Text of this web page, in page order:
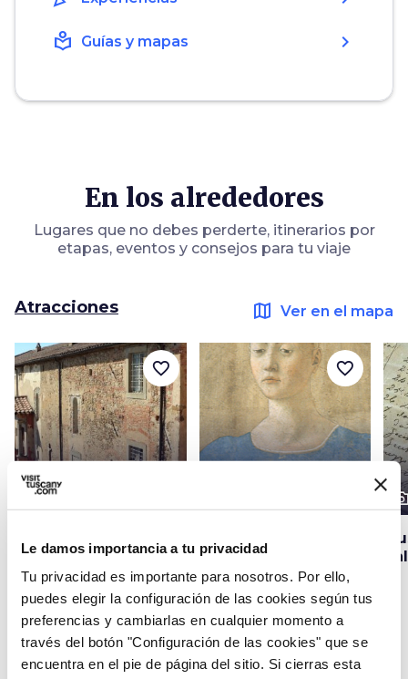
Le damos importancia a tu privacidad
Tu privacidad es importante para nosotros. Por ello,
puedes elegir la configuración de las cookies según tus
preferencias y cambiarlas en cualquier momento a
través del botón "Configuración de las cookies" que se
encuentra en el pie de página del sitio. Si cierras esta
local_library Guías y mapas chevron_right
En los alrededores
Lugares que no debes perderte, itinerarios por
etapas, eventos y consejos para tu viaje
Atracciones map Ver en el mapa
photo_camera Atracciones
Benedetto en
Monterchi
favorite_border
Madonna del Parto
favorite_border
Ideas map Ver en el mapa